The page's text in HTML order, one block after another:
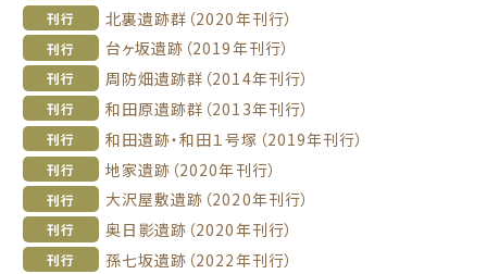
刊行 北裏遺跡群（2020年刊行）
刊行 台ヶ坂遺跡（2019年刊行）
刊行 周防畑遺跡群（2014年刊行）
刊行 和田原遺跡群（2013年刊行）
刊行 和田遺跡・和田１号塚（2019年刊行）
刊行 地家遺跡（2020年刊行）
刊行 大沢屋敷遺跡（2020年刊行）
刊行 奥日影遺跡（2020年刊行）
刊行 孫七坂遺跡（2022年刊行）